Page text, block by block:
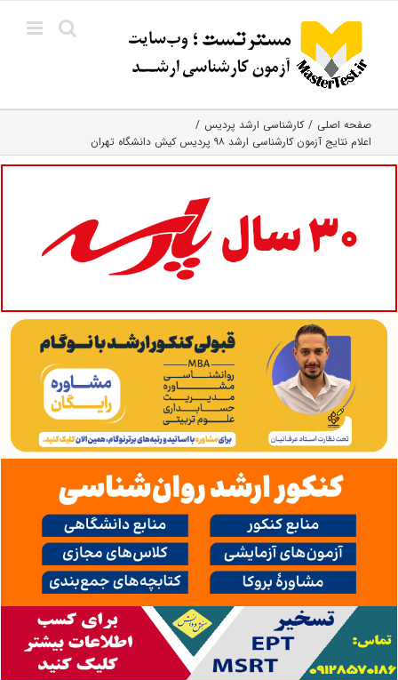
content
صفحه اصلی
کارشناسی ارشد پردیس
اعلام نتایج آزمون کارشناسی ارشد ۹۸ پردیس کیش دانشگاه تهران